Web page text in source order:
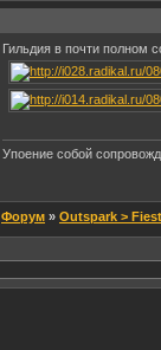
Гильдия в почти полном
Упоение собой
Форум » Outspark >